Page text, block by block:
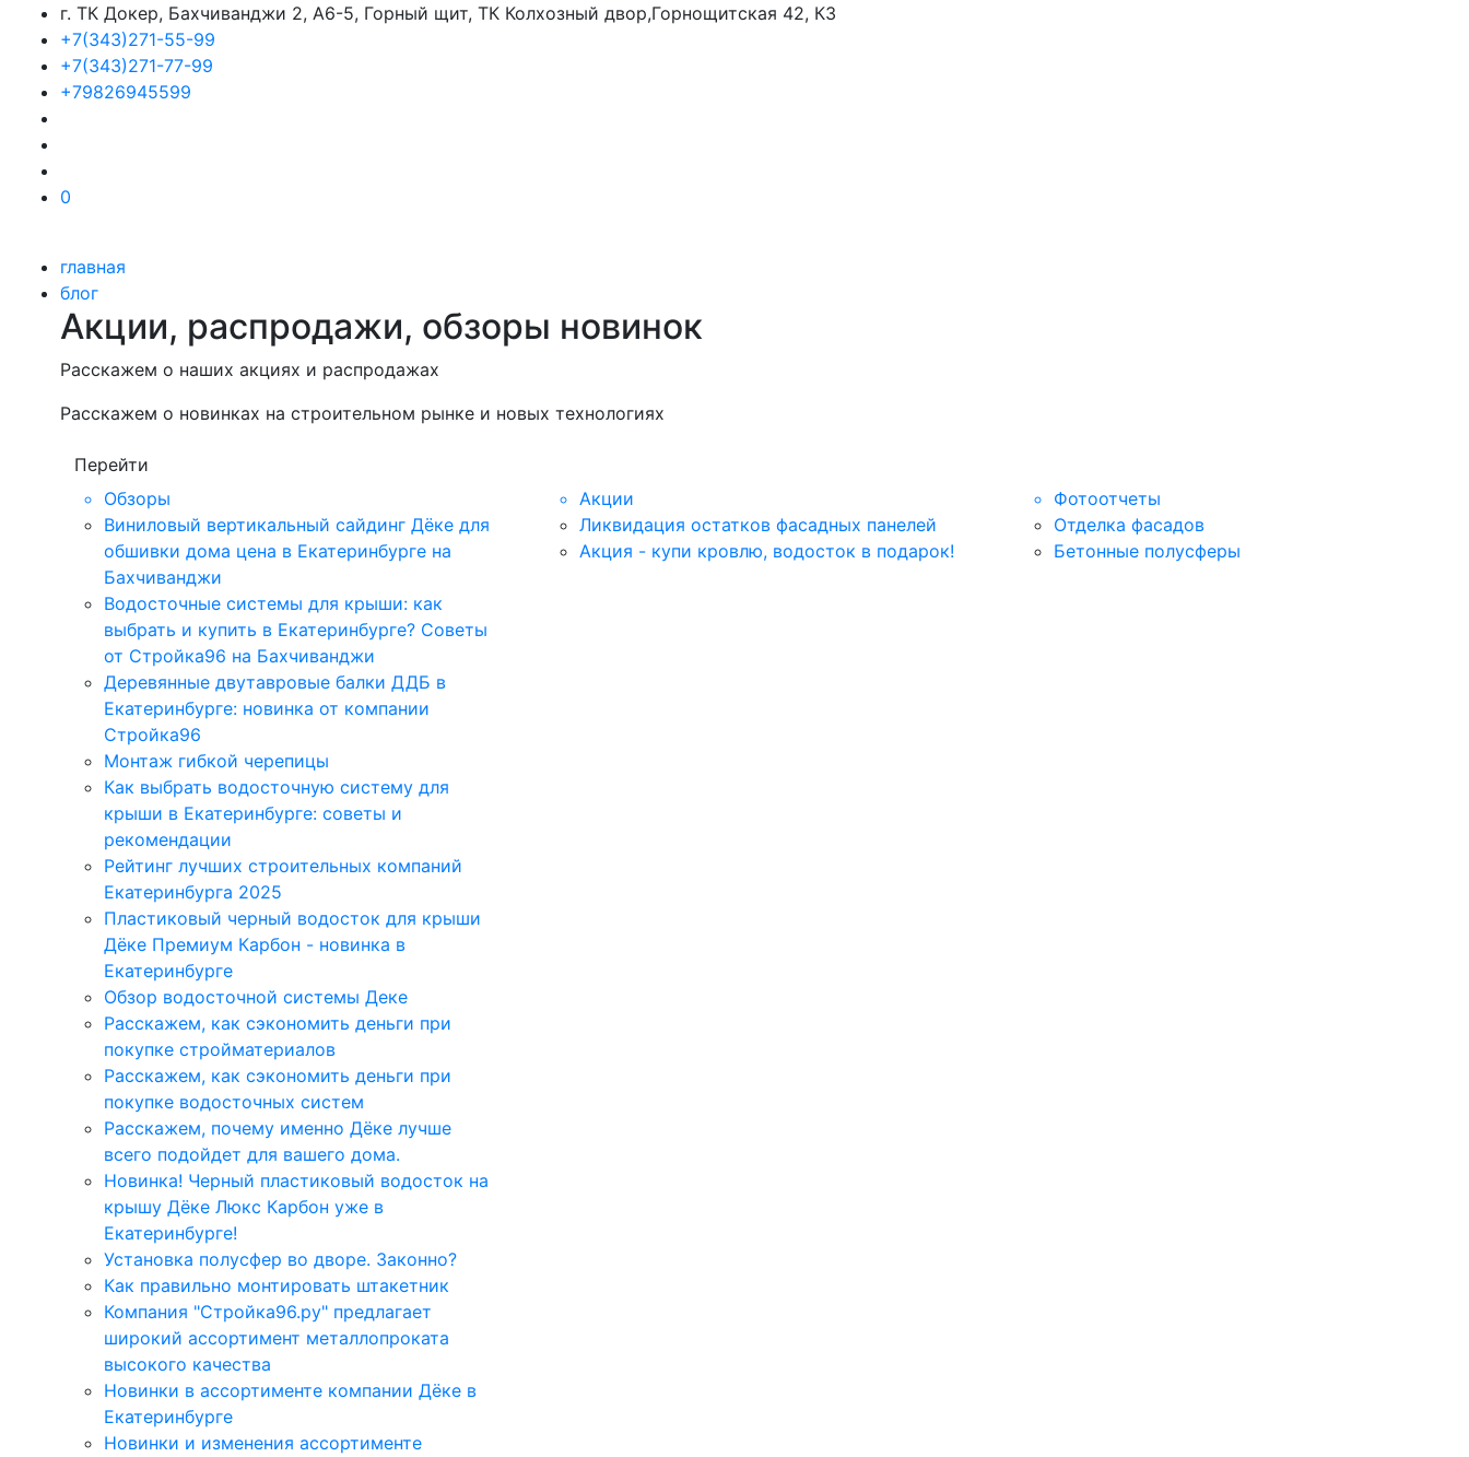
г. ТК Докер, Бахчиванджи 2, А6-5, Горный щит, ТК Колхозный двор,Горнощитская 42, К3
+7(343)271-55-99
+7(343)271-77-99
+79826945599
0
главная
блог
Акции, распродажи, обзоры новинок
Расскажем о наших акциях и распродажах
Расскажем о новинках на строительном рынке и новых технологиях
Перейти
Обзоры
Виниловый вертикальный сайдинг Дёке для
обшивки дома цена в Екатеринбурге на
Бахчиванджи
Водосточные системы для крыши: как
выбрать и купить в Екатеринбурге? Советы
от Стройка96 на Бахчиванджи
Деревянные двутавровые балки ДДБ в
Екатеринбурге: новинка от компании
Стройка96
Монтаж гибкой черепицы
Как выбрать водосточную систему для
крыши в Екатеринбурге: советы и
рекомендации
Рейтинг лучших строительных компаний
Екатеринбурга 2025
Пластиковый черный водосток для крыши
Дёке Премиум Карбон - новинка в
Екатеринбурге
Обзор водосточной системы Деке
Расскажем, как сэкономить деньги при
покупке стройматериалов
Расскажем, как сэкономить деньги при
покупке водосточных систем
Расскажем, почему именно Дёке лучше
всего подойдет для вашего дома.
Новинка! Черный пластиковый водосток на
крышу Дёке Люкс Карбон уже в
Екатеринбурге!
Установка полусфер во дворе. Законно?
Как правильно монтировать штакетник
Компания "Стройка96.ру" предлагает
широкий ассортимент металлопроката
высокого качества
Новинки в ассортименте компании Дёке в
Екатеринбурге
Новинки и изменения ассортименте
Акции
Ликвидация остатков фасадных панелей
Акция - купи кровлю, водосток в подарок!
Фотоотчеты
Отделка фасадов
Бетонные полусферы